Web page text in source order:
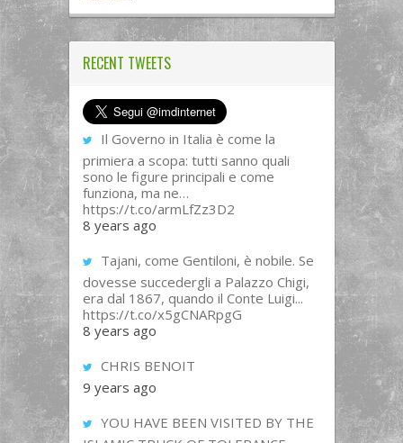
RECENT TWEETS
Il Governo in Italia è come la
primiera a scopa: tutti sanno quali
sono le figure principali e come
funziona, ma ne…
https://t.co/armLfZz3D2
8 years ago
Tajani, come Gentiloni, è nobile. Se
dovesse succedergli a Palazzo Chigi,
era dal 1867, quando il Conte Luigi...
https://t.co/x5gCNARpgG
8 years ago
CHRIS BENOIT
9 years ago
YOU HAVE BEEN VISITED BY THE